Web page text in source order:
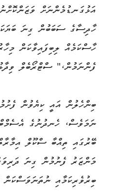
އަޅުގަނޑުމެންނަށް
ހާދިސާގެ ސަބަބުން ގިނަ
ހާސްކަމެއް ލިބިފައިވާކަން
ފެންނަމުން،" ސްޓްރޯބެލް
ބިންހެލުން އައީ ކިޔެވުން
ނަމަވެސް، ހެނދުނުގެ
ބޭރުގައި ތިއްބާ ސްކޫލް
މަންޒަރު ފެނުމުން ގިނަ
ބިރުވެރިކަމާއި ނުތަނަވަސްކަން